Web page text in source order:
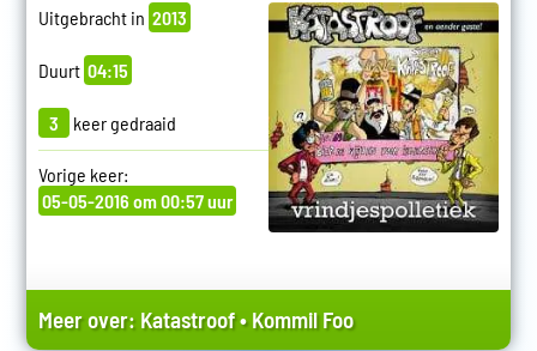
Uitgebracht in 2013
Duurt 04:15
3 keer gedraaid
Vorige keer:
05-05-2016 om 00:57 uur
Meer over: Katastroof•Kommil Foo